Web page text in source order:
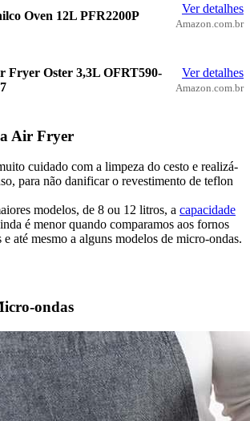
Oven 12L PFR2200P
Ver detalhes
Amazon.com.br
Fryer Oster 3,3L ‎OFRT590-
Ver detalhes
Amazon.com.br
Air Fryer
cuidado com a limpeza do cesto e realizá-
para não danificar o revestimento de teflon
modelos, de 8 ou 12 litros, a capacidade
é menor quando comparamos aos fornos
até mesmo a alguns modelos de micro-ondas.
ondas